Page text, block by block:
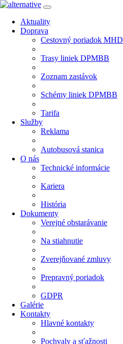
Aktuality
Doprava
Cestovný poriadok MHD
Trasy liniek DPMBB
Zoznam zastávok
Schémy liniek DPMBB
Tarifa
Služby
Reklama
Autobusová stanica
O nás
Technické informácie
Kariera
História
Dokumenty
Verejné obstarávanie
Na stiahnutie
Zverejňované zmluvy
Prepravný poriadok
GDPR
Galérie
Kontakty
Hlavné kontakty
Pochvaly a sťažnosti